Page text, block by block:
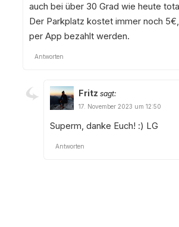
auch bei über 30 Grad wie heute
Der Parkplatz kostet immer noch
per App bezahlt werden.
Antworten
Fritz sagt:
17. November 2023 um 12:50
Superm, danke Euch! :) LG
Antworten